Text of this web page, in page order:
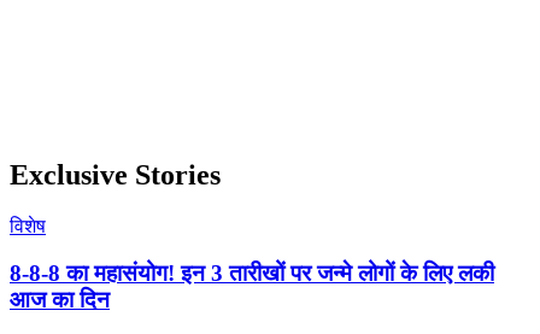
Exclusive Stories
विशेष
8-8-8 का महासंयोग! इन 3 तारीखों पर जन्मे लोगों के लिए लकी
आज का दिन